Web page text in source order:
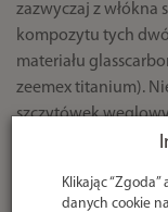
zazwyczaj z włókna
kompozytu tych
materiału
zeemex titanium).
szczytówek
to ma za zadanie
Klikając
danych cookie